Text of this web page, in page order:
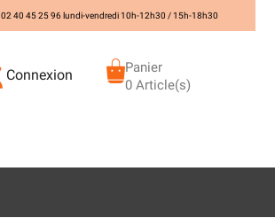
02 40 45 25 96 lundi-vendredi 10h-12h30 / 15h-18h30
Connexion
Panier
0 Article(s)